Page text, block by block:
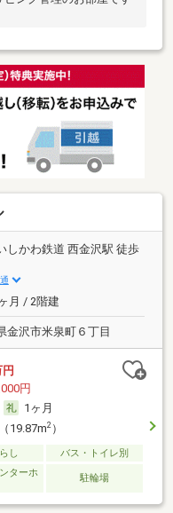
しかわ鉄道 西金沢駅 徒歩
月 / 2階建
金沢市米泉町６丁目
円
円
1ヶ月
19.87m2）
し バス・トイレ別
ターホ
駐輪場